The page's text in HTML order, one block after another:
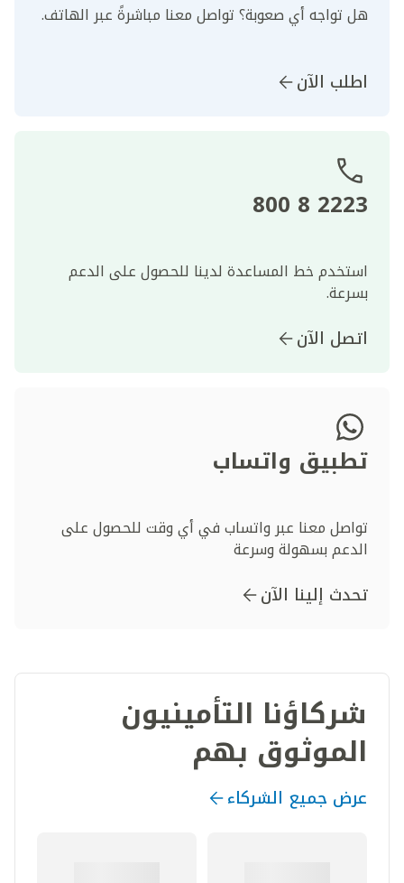
هل تواجه أي صعوبة؟ تواصل معنا مباشرةً عبر الهاتف.
اطلب الآن
2223 8 800
استخدم خط المساعدة لدينا للحصول على الدعم
بسرعة.
اتصل الآن
تطبيق واتساب
تواصل معنا عبر واتساب في أي وقت للحصول على
الدعم بسهولة وسرعة
تحدث إلينا الآن
شركاؤنا التأمينيون
الموثوق بهم
عرض جميع الشركاء